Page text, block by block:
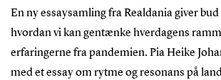
En ny essaysamling fra Realdania giver
hvordan vi kan gentænke hverdagens
erfaringerne fra pandemien. Pia Heike
med et essay om rytme og resonans på